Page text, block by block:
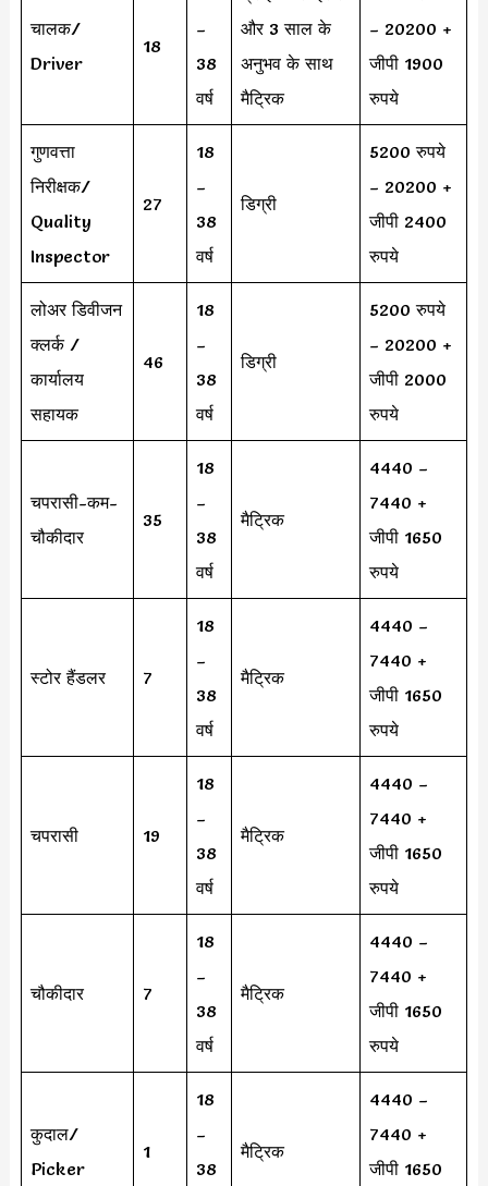
चालक/
Driver
18
–
38
वर्ष
और 3 साल के
अनुभव के साथ
मैट्रिक
– 20200 +
जीपी 1900
रुपये
गुणवत्ता
निरीक्षक/
Quality
Inspector
27
18
–
38
वर्ष
डिग्री
5200 रुपये
– 20200 +
जीपी 2400
रुपये
लोअर डिवीजन
क्लर्क /
कार्यालय
सहायक
46
18
–
38
वर्ष
डिग्री
5200 रुपये
– 20200 +
जीपी 2000
रुपये
चपरासी-कम-
चौकीदार
35
18
–
38
वर्ष
मैट्रिक
4440 –
7440 +
जीपी 1650
रुपये
स्टोर हैंडलर 7
18
–
38
वर्ष
मैट्रिक
4440 –
7440 +
जीपी 1650
रुपये
चपरासी 19
18
–
38
वर्ष
मैट्रिक
4440 –
7440 +
जीपी 1650
रुपये
चौकीदार 7
18
–
38
वर्ष
मैट्रिक
4440 –
7440 +
जीपी 1650
रुपये
कुदाल/
Picker
1
18
–
38
मैट्रिक
4440 –
7440 +
जीपी 1650